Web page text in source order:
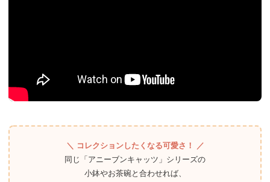
＼ コレクションしたくなる可愛さ！ ／
同じ「アニーブンキャッツ」シリーズの
小鉢やお茶碗と合わせれば、